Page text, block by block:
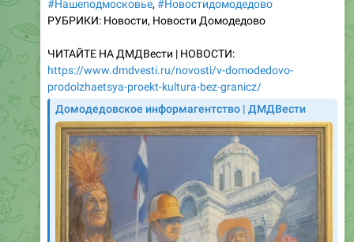
ЧИТАЙТЕ НА ДМДВести | НОВОСТИ:
prodolzhaetsya-proekt-kultura-bez-granicz/
Домодедовское информагентство | ДМДВести